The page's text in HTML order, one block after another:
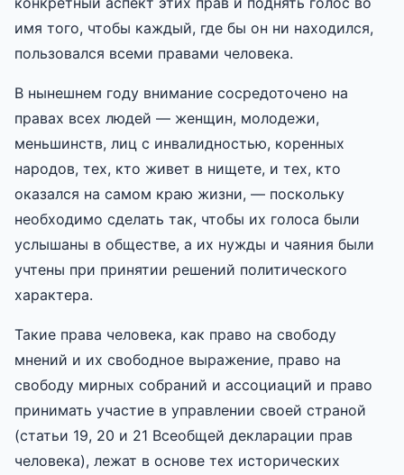
имя того, чтобы каждый, где бы он ни находился,
пользовался всеми правами человека.
В нынешнем году внимание сосредоточено на
правах всех людей — женщин, молодежи,
меньшинств, лиц с инвалидностью, коренных
народов, тех, кто живет в нищете, и тех, кто
оказался на самом краю жизни, — поскольку
необходимо сделать так, чтобы их голоса были
услышаны в обществе, а их нужды и чаяния были
учтены при принятии решений политического
характера.
Такие права человека, как право на свободу
мнений и их свободное выражение, право на
свободу мирных собраний и ассоциаций и право
принимать участие в управлении своей страной
(статьи 19, 20 и 21 Всеобщей декларации прав
человека), лежат в основе тех исторических